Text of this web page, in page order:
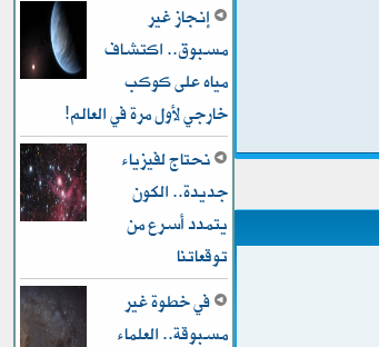
إنجاز غير
مسبوق.. اكتشاف
مياه على كوكب
خارجي لأول مرة في العالم!
نحتاج لفيزياء
جديدة.. الكون
يتمدد أسرع من
توقعاتنا
في خطوة غير
مسبوقة.. العلماء